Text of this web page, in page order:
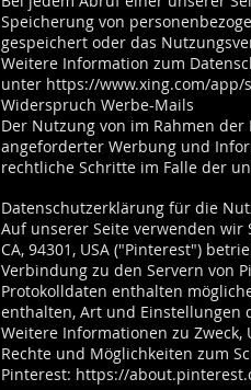
Speicherung von
gespeichert oder das
Weitere Information zum
unter https://www.xing.com/app/
Widerspruch Werbe-Mails
Der Nutzung von im Rahmen
angeforderter Werbung und
rechtliche Schritte im Falle der
Datenschutzerklärung für die
Auf unserer Seite verwenden wir
CA, 94301, USA ("Pinterest")
Verbindung zu den Servern von
Protokolldaten enthalten
enthalten, Art und Einstellungen
Weitere Informationen zu
Rechte und Möglichkeiten zum
Pinterest: https://